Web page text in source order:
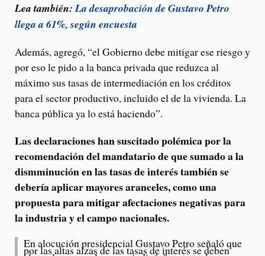
Lea también:La desaprobación de Gustavo Petro
llega a 61%, según encuesta
Además, agregó, “el Gobierno debe mitigar ese riesgo y
por eso le pido a la banca privada que reduzca al
máximo sus tasas de intermediación en los créditos
para el sector productivo, incluido el de la vivienda. La
banca pública ya lo está haciendo”.
Las declaraciones han suscitado polémica por la
recomendación del mandatario de que sumado a la
dismminución en las tasas de interés también se
debería aplicar mayores aranceles, como una
propuesta para mitigar afectaciones negativas para
la industria y el campo nacionales.
En alocución presidencial Gustavo Petro señaló que
por las altas alzas de las tasas de interés se deben